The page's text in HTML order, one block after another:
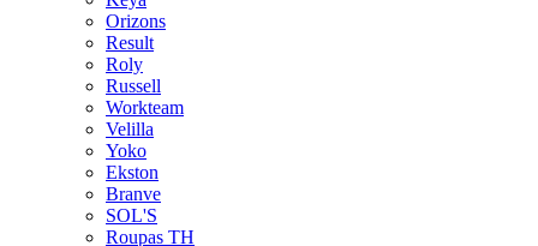
Orizons
Result
Roly
Russell
Workteam
Velilla
Yoko
Ekston
Branve
SOL'S
Roupas TH